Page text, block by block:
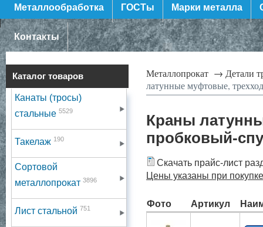
Металлообработка ГОСТы Марки металла
Контакты
Каталог товаров
Канаты (тросы)
стальные 5529
Такелаж 190
Сортовой
металлопрокат 3896
Лист стальной 751
Металлопрокат → Детали
латунные муфтовые,
Краны
пробковый-
Скачать прайс-лист
Цены указаны при
Фото Артикул